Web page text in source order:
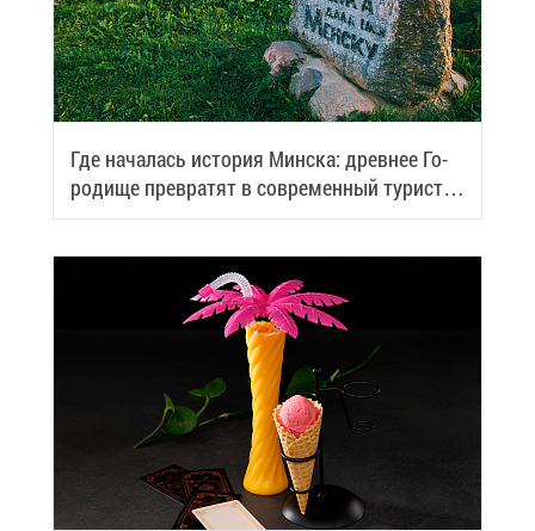
Где на­ча­лась ис­то­рия Мин­ска: древ­нее Го­
ро­ди­ще пре­вра­тят в со­вре­мен­ный ту­ри­сти­
че­ский центр